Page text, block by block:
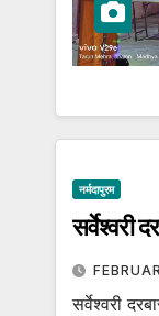
नर्मदापुरम
सर्वेश्वरी
सर्वेश्वरी